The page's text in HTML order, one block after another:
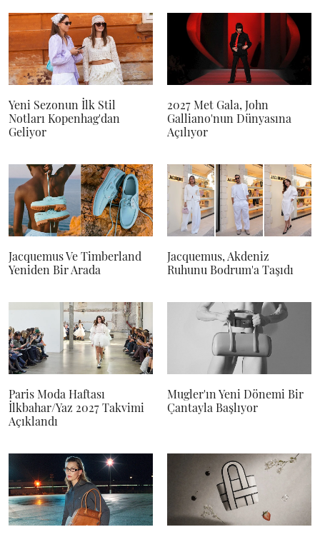
Yeni Sezonun İlk Stil
Notları Kopenhag'dan
Geliyor
2027 Met Gala, John
Galliano'nun Dünyasına
Açılıyor
Jacquemus Ve Timberland
Yeniden Bir Arada
Jacquemus, Akdeniz
Ruhunu Bodrum'a Taşıdı
Paris Moda Haftası
İlkbahar/Yaz 2027 Takvimi
Açıklandı
Mugler'ın Yeni Dönemi Bir
Çantayla Başlıyor